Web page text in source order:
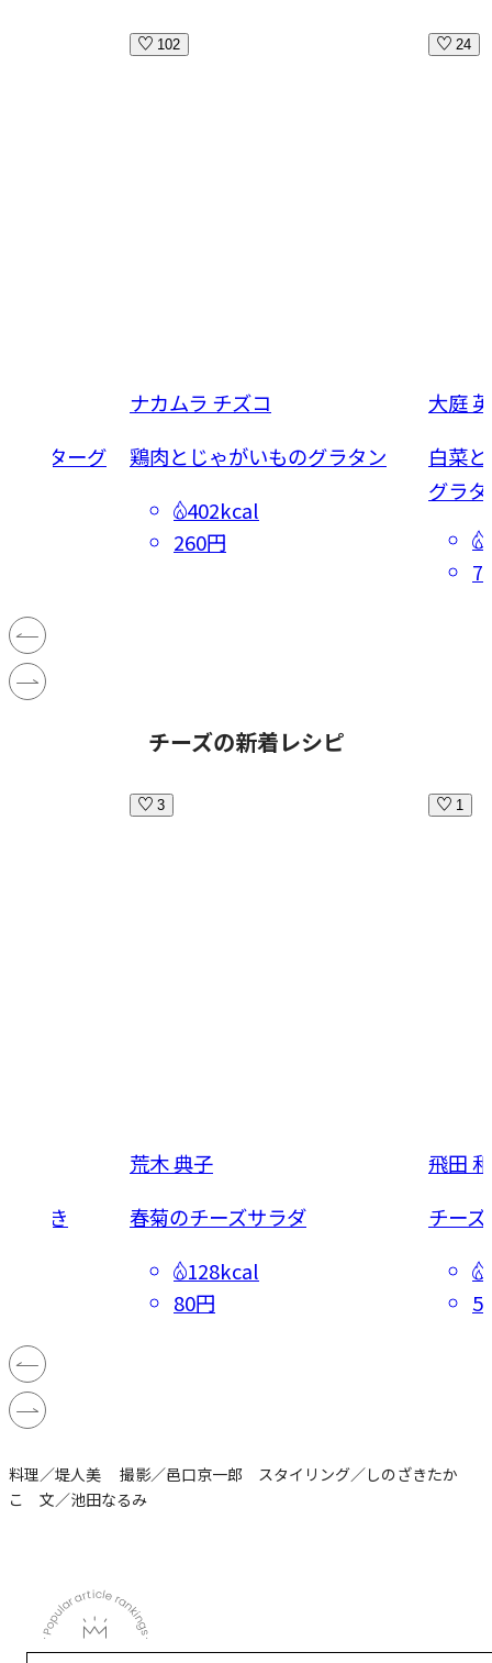
ースターグ
102
ナカムラ チズコ
鶏肉とじゃがいものグラタン
402kcal
260円
24
大庭
白菜
グラ
チーズの新着レシピ
春巻き
3
荒木 典子
春菊のチーズサラダ
128kcal
80円
1
飛田
チー
料理／堤人美 撮影／邑口京一郎 スタイリング／しのざきたか
こ 文／池田なるみ